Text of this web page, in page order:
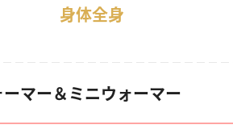
身体全身
ーマー＆ミニウォーマー